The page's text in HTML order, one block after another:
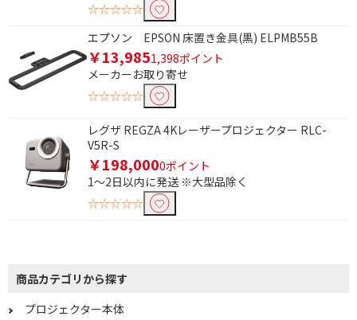
☆☆☆☆☆
エプソン EPSON 床置き金具(黒) ELPMB55B
￥13,9851,398ポイント
メーカーお取り寄せ
☆☆☆☆☆
レグザ REGZA 4Kレーザープロジェクター RLC-
V5R-S
￥198,0000ポイント
1～2日以内に発送 ※大型品除く
☆☆☆☆☆
商品カテゴリから探す
プロジェクター本体